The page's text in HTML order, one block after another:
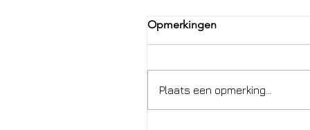
Opmerkingen
Plaats een opmerking...